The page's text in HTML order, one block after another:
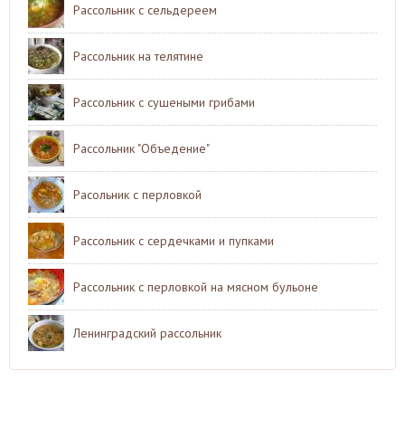
Рассольник с сельдереем
Рассольник на телятине
Рассольник с сушеными грибами
Рассольник "Объедение"
Расольник с перловкой
Рассольник с сердечками и пупками
Рассольник с перловкой на мясном бульоне
Ленинградский рассольник